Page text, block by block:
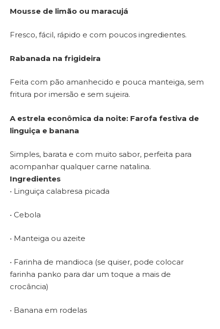
Mousse de limão ou maracujá
Fresco, fácil, rápido e com poucos ingredientes.
Rabanada na frigideira
Feita com pão amanhecido e pouca manteiga, sem
fritura por imersão e sem sujeira.
A estrela econômica da noite: Farofa festiva de
linguiça e banana
Simples, barata e com muito sabor, perfeita para
acompanhar qualquer carne natalina.
Ingredientes
• Linguiça calabresa picada
• Cebola
• Manteiga ou azeite
• Farinha de mandioca (se quiser, pode colocar
farinha panko para dar um toque a mais de
crocância)
• Banana em rodelas